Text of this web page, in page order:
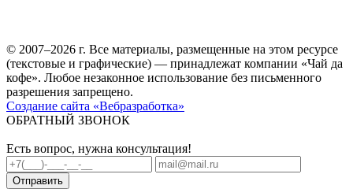
© 2007–2026 г. Все материалы, размещенные на этом ресурсе
(текстовые и графические) — принадлежат компании «Чай да
кофе». Любое незаконное использование без письменного
разрешения запрещено.
Создание сайта «Вебразработка»
ОБРАТНЫЙ ЗВОНОК
Есть вопрос, нужна консультация!